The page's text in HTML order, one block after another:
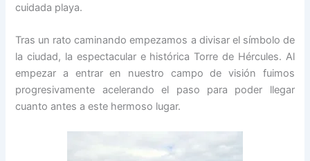
cuidada playa.
Tras un rato caminando empezamos a divisar el símbolo de
la ciudad, la espectacular e histórica Torre de Hércules. Al
empezar a entrar en nuestro campo de visión fuimos
progresivamente acelerando el paso para poder llegar
cuanto antes a este hermoso lugar.